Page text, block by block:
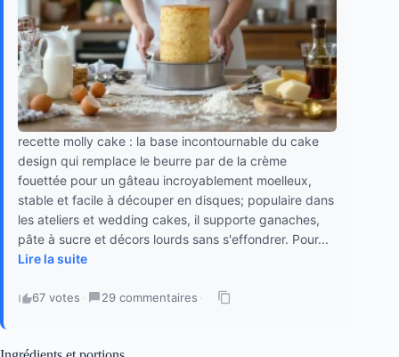
recette molly cake : la base incontournable du cake
design qui remplace le beurre par de la crème
fouettée pour un gâteau incroyablement moelleux,
stable et facile à découper en disques; populaire dans
les ateliers et wedding cakes, il supporte ganaches,
pâte à sucre et décors lourds sans s'effondrer. Pour...
Lire la suite
67 votes · 29 commentaires ·